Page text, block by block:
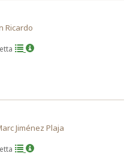
Ricardo
Jiménez Plaja